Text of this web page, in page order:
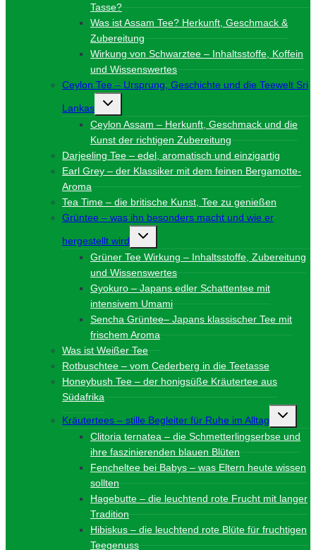
Tasse?
Was ist Assam Tee? Herkunft, Geschmack &
Zubereitung
Wirkung von Schwarztee – Inhaltsstoffe, Koffein
und Wissenswertes
Ceylon Tee – Ursprung, Geschichte und die Teewelt Sri
Lankas
Untermenü
umschalten
Ceylon Assam – Herkunft, Geschmack und die
Kunst der richtigen Zubereitung
Darjeeling Tee – edel, aromatisch und einzigartig
Earl Grey – der Klassiker mit dem feinen Bergamotte-
Aroma
Tea Time – die britische Kunst, Tee zu genießen
Grüntee – was ihn besonders macht und wie er
hergestellt wird
Untermenü
umschalten
Grüner Tee Wirkung – Inhaltsstoffe, Zubereitung
und Wissenswertes
Gyokuro – Japans edler Schattentee mit
intensivem Umami
Sencha Grüntee– Japans klassischer Tee mit
frischem Aroma
Was ist Weißer Tee
Rotbuschtee – vom Cederberg in die Teetasse
Honeybush Tee – der honigsüße Kräutertee aus
Südafrika
Kräutertees – stille Begleiter für Ruhe im Alltag
Clitoria ternatea – die Schmetterlingserbse und
ihre faszinierenden blauen Blüten
Fencheltee bei Babys – was Eltern heute wissen
sollten
Hagebutte – die leuchtend rote Frucht mit langer
Tradition
Hibiskus – die leuchtend rote Blüte für fruchtigen
Teegenuss